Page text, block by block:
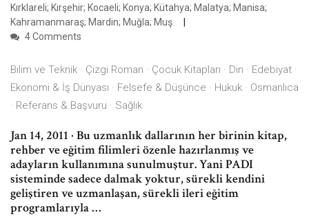
Kırklareli; Kırşehir; Kocaeli; Konya; Kütahya; Malatya; Manisa;
Kahramanmaraş; Mardin; Muğla; Muş
4 Comments
Bilim ve Teknik · Çizgi Roman · Çocuk Kitapları · Din · Edebiyat ·
Ekonomi & İş Dünyası · Felsefe & Düşünce · Hukuk · Osmanlıca
· Referans & Başvuru · Sağlık
Jan 14, 2011 · Bu uzmanlık dallarının her birinin kitap,
rehber ve eğitim filimleri özenle hazırlanmış ve
adayların kullanımına sunulmuştur. Yani PADI
sisteminde sadece dalmak yoktur, sürekli kendini
geliştiren ve uzmanlaşan, sürekli ileri eğitim
programlarıyla …